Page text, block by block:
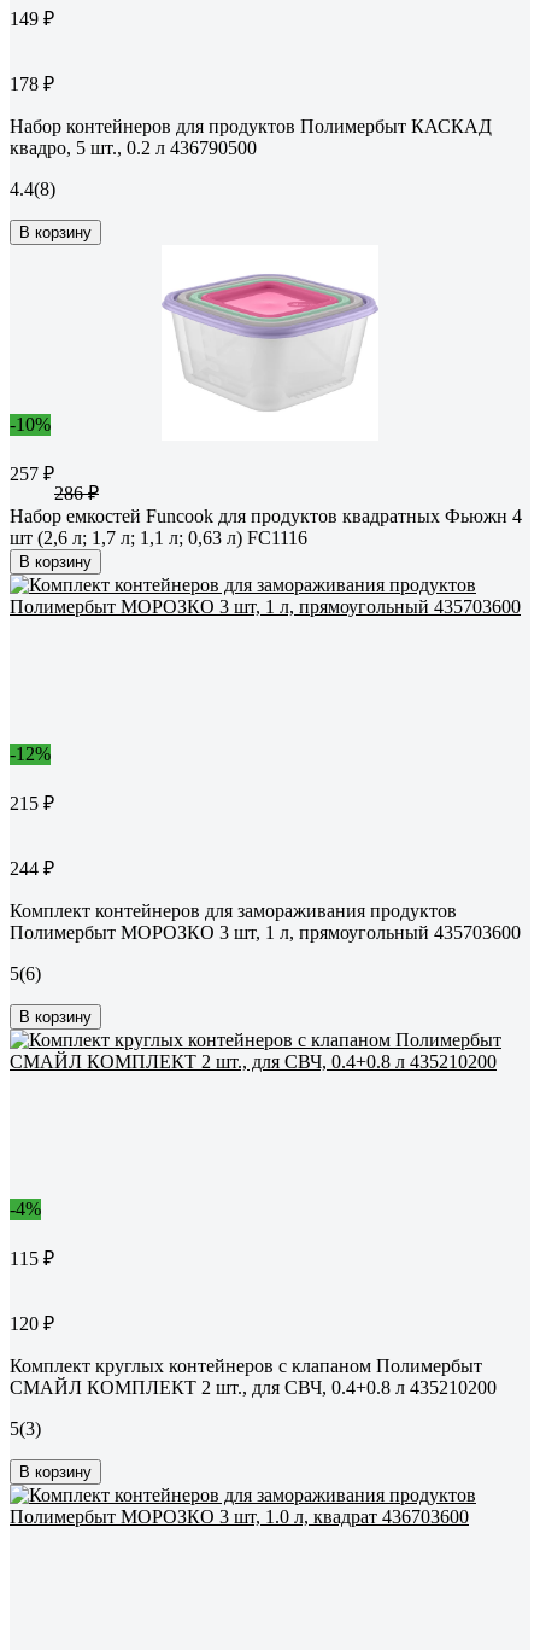
149 ₽
178 ₽
Набор контейнеров для продуктов Полимербыт КАСКАД
квадро, 5 шт., 0.2 л 436790500
4.4(8)
В корзину
-10%
257 ₽
286 ₽
Набор емкостей Funcook для продуктов квадратных Фьюжн 4
шт (2,6 л; 1,7 л; 1,1 л; 0,63 л) FC1116
В корзину
-12%
215 ₽
244 ₽
Комплект контейнеров для замораживания продуктов
Полимербыт МОРОЗКО 3 шт, 1 л, прямоугольный 435703600
5(6)
В корзину
-4%
115 ₽
120 ₽
Комплект круглых контейнеров с клапаном Полимербыт
СМАЙЛ КОМПЛЕКТ 2 шт., для СВЧ, 0.4+0.8 л 435210200
5(3)
В корзину